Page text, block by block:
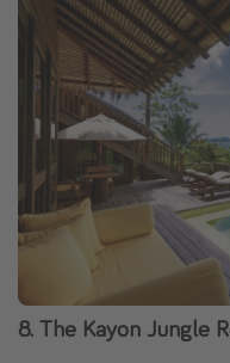
8. The Kayon Jungle